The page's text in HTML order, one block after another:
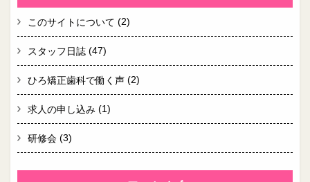
このサイトについて (2)
スタッフ日誌 (47)
ひろ矯正歯科で働く声 (2)
求人の申し込み (1)
研修会 (3)